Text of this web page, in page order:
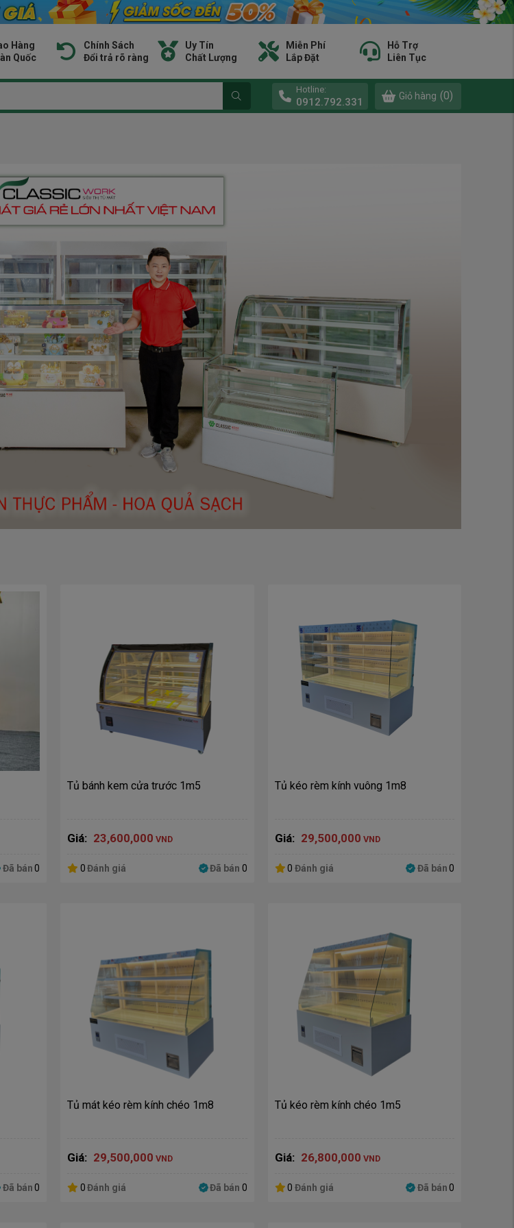
Hàng
Quốc
Chính Sách
Đổi trả rõ ràng
Uy Tín
Chất Lượng
Miễn Phí
Lắp Đặt
Hỗ Trợ
Liên Tục
Hotline:
0912.792.331 Giỏ hàng (0)
Đã bán0
Tủ bánh kem cửa trước 1m5
Giá: 23,600,000 VND
0Đánh giá Đã bán 0
Tủ kéo rèm kính vuông 1m8
Giá: 29,500,000 VND
0 Đánh giá Đã bán0
Đã bán0
Tủ mát kéo rèm kính chéo 1m8
Giá: 29,500,000 VND
0Đánh giá Đã bán 0
Tủ kéo rèm kính chéo 1m5
Giá: 26,800,000 VND
0 Đánh giá Đã bán0